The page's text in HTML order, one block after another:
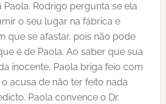
Rodrigo pergunta se ela
o seu lugar na fábrica e
que se afastar, pois não pode
é de Paola. Ao saber que sua
inocente, Paola briga feio com
acusa de não ter feito nada
Paola convence o Dr.